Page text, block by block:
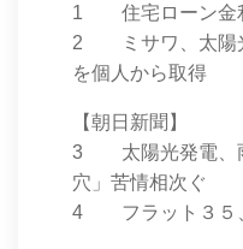
1 住宅ローン金
2 ミサワ、太陽
を個人から取得
【朝日新聞】
3 太陽光発電、
穴」苦情相次ぐ
4 フラット３５